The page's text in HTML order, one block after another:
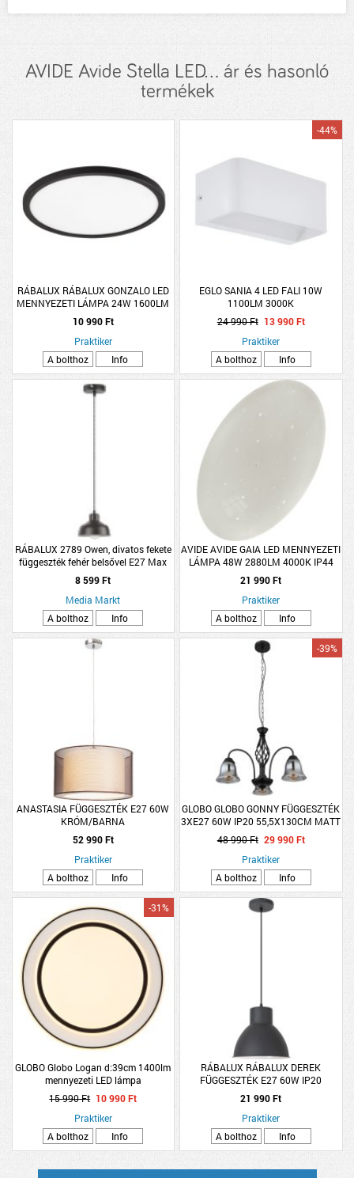
AVIDE Avide Stella LED... ár és hasonló
termékek
RÁBALUX RÁBALUX GONZALO LED
MENNYEZETI LÁMPA 24W 1600LM
3000-6000K IP20 29CM FEKETE
10 990 Ft
Praktiker
A bolthoz
Info
EGLO SANIA 4 LED FALI 10W
1100LM 3000K
-44%
24 990 Ft 13 990 Ft
Praktiker
A bolthoz
Info
RÁBALUX 2789 Owen, divatos fekete
függeszték fehér belsővel E27 Max
60W matt fekete
8 599 Ft
Media Markt
A bolthoz
Info
AVIDE AVIDE GAIA LED MENNYEZETI
LÁMPA 48W 2880LM 4000K IP44
NW KRISTÁLYOS 48CM
21 990 Ft
Praktiker
A bolthoz
Info
ANASTASIA FÜGGESZTÉK E27 60W
KRÓM/BARNA
52 990 Ft
Praktiker
A bolthoz
Info
GLOBO GLOBO GONNY FÜGGESZTÉK
3XE27 60W IP20 55,5X130CM MATT
FEKETE-FÜSTSZÍNŰ ÜVEG
-39%
48 990 Ft 29 990 Ft
Praktiker
A bolthoz
Info
GLOBO Globo Logan d:39cm 1400lm
mennyezeti LED lámpa
-31%
15 990 Ft 10 990 Ft
Praktiker
A bolthoz
Info
RÁBALUX RÁBALUX DEREK
FÜGGESZTÉK E27 60W IP20
27,5X177CM ANTRACIT
21 990 Ft
Praktiker
A bolthoz
Info